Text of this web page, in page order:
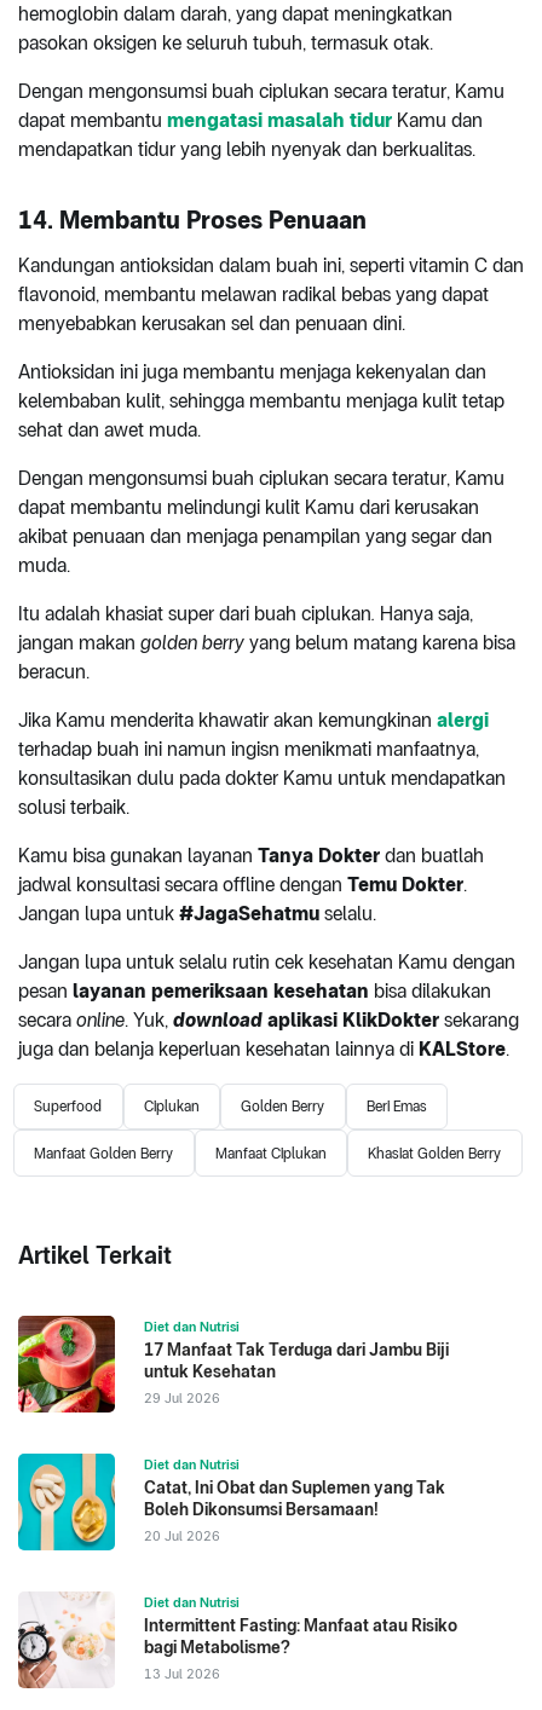
hemoglobin dalam darah, yang dapat meningkatkan
pasokan oksigen ke seluruh tubuh, termasuk otak.
Dengan mengonsumsi buah ciplukan secara teratur, Kamu
dapat membantu mengatasi masalah tidur Kamu dan
mendapatkan tidur yang lebih nyenyak dan berkualitas.
14. Membantu Proses Penuaan
Kandungan antioksidan dalam buah ini, seperti vitamin C dan
flavonoid, membantu melawan radikal bebas yang dapat
menyebabkan kerusakan sel dan penuaan dini.
Antioksidan ini juga membantu menjaga kekenyalan dan
kelembaban kulit, sehingga membantu menjaga kulit tetap
sehat dan awet muda.
Dengan mengonsumsi buah ciplukan secara teratur, Kamu
dapat membantu melindungi kulit Kamu dari kerusakan
akibat penuaan dan menjaga penampilan yang segar dan
muda.
Itu adalah khasiat super dari buah ciplukan. Hanya saja,
jangan makan golden berry yang belum matang karena bisa
beracun.
Jika Kamu menderita khawatir akan kemungkinan alergi
terhadap buah ini namun ingisn menikmati manfaatnya,
konsultasikan dulu pada dokter Kamu untuk mendapatkan
solusi terbaik.
Kamu bisa gunakan layanan Tanya Dokter dan buatlah
jadwal konsultasi secara offline dengan Temu Dokter.
Jangan lupa untuk #JagaSehatmu selalu.
Jangan lupa untuk selalu rutin cek kesehatan Kamu dengan
pesan layanan pemeriksaan kesehatan bisa dilakukan
secara online. Yuk, download aplikasi KlikDokter sekarang
juga dan belanja keperluan kesehatan lainnya di KALStore.
Superfood Ciplukan Golden Berry Beri Emas
Manfaat Golden Berry Manfaat Ciplukan Khasiat Golden Berry
Artikel Terkait
Diet dan Nutrisi
17 Manfaat Tak Terduga dari Jambu Biji
untuk Kesehatan
29 Jul 2026
Diet dan Nutrisi
Catat, Ini Obat dan Suplemen yang Tak
Boleh Dikonsumsi Bersamaan!
20 Jul 2026
Diet dan Nutrisi
Intermittent Fasting: Manfaat atau Risiko
bagi Metabolisme?
13 Jul 2026